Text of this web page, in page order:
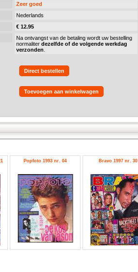
Zeer goed
Nederlands
€ 12.95
Na ontvangst van de betaling wordt uw bestelling
normaliter dezelfde of de volgende werkdag
verzonden
Direct bestellen
Toevoegen aan winkelwagen
Popfoto 1993 nr. 04 Bravo 1997 nr. 30